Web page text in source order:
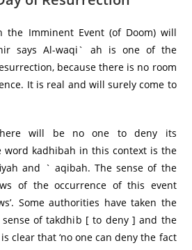
says Al-waqi` ah is one of the
because there is no room
It is real and will surely come to
word kadhibah in this context is the
and ` aqibah. The sense of the
of the occurrence of this event
Some authorities have taken the
of takdhib [ to deny ] and the
clear that ‘no one can deny the fact